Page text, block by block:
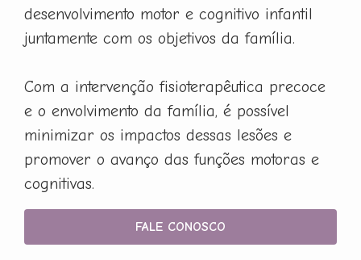
desenvolvimento motor e cognitivo infantil
juntamente com os objetivos da família.
Com a intervenção fisioterapêutica precoce
e o envolvimento da família, é possível
minimizar os impactos dessas lesões e
promover o avanço das funções motoras e
cognitivas.
FALE CONOSCO